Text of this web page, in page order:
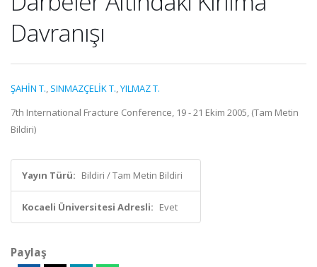
Davranışı
ŞAHİN T., SINMAZÇELİK T.,YILMAZ T.
7th International Fracture Conference, 19 - 21 Ekim 2005, (Tam Metin
Bildiri)
Yayın Türü: Bildiri / Tam Metin Bildiri
Kocaeli Üniversitesi Adresli: Evet
Paylaş